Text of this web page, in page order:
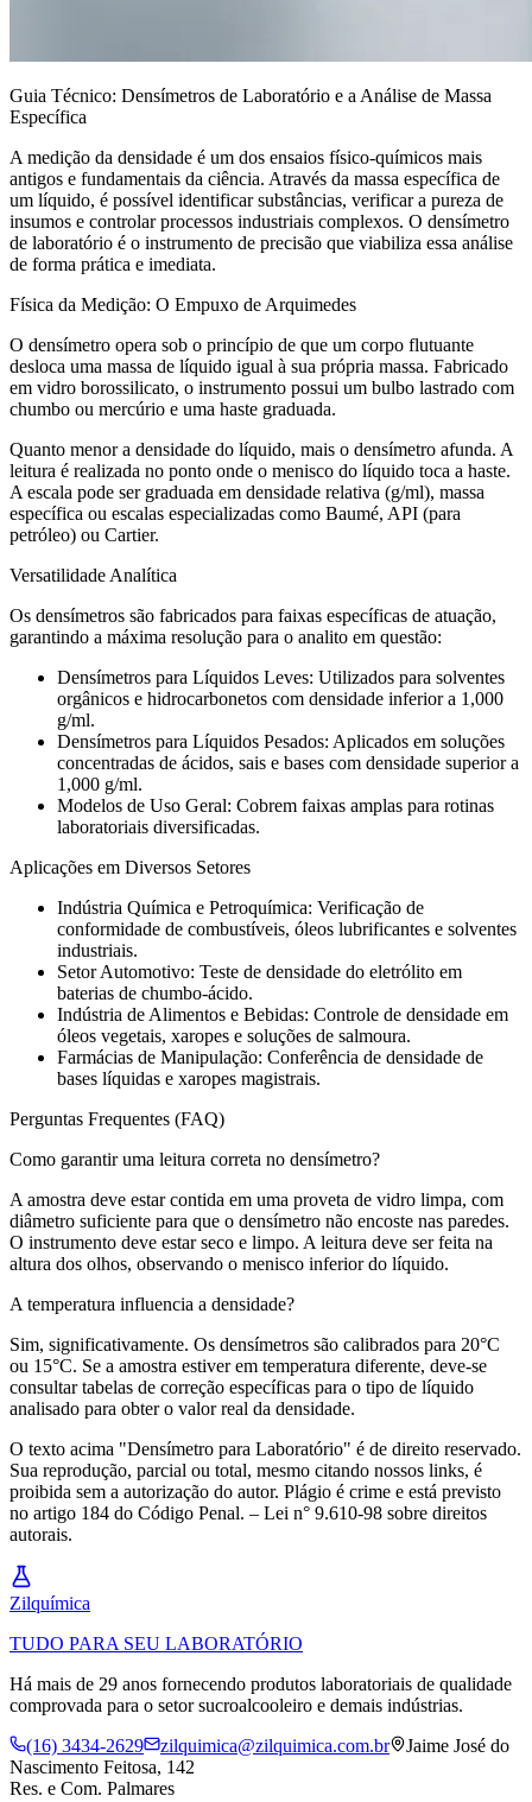
Guia Técnico: Densímetros de Laboratório e a Análise de Massa
Específica
A medição da densidade é um dos ensaios físico-químicos mais
antigos e fundamentais da ciência. Através da massa específica de
um líquido, é possível identificar substâncias, verificar a pureza de
insumos e controlar processos industriais complexos. O densímetro
de laboratório é o instrumento de precisão que viabiliza essa análise
de forma prática e imediata.
Física da Medição: O Empuxo de Arquimedes
O densímetro opera sob o princípio de que um corpo flutuante
desloca uma massa de líquido igual à sua própria massa. Fabricado
em vidro borossilicato, o instrumento possui um bulbo lastrado com
chumbo ou mercúrio e uma haste graduada.
Quanto menor a densidade do líquido, mais o densímetro afunda. A
leitura é realizada no ponto onde o menisco do líquido toca a haste.
A escala pode ser graduada em densidade relativa (g/ml), massa
específica ou escalas especializadas como Baumé, API (para
petróleo) ou Cartier.
Versatilidade Analítica
Os densímetros são fabricados para faixas específicas de atuação,
garantindo a máxima resolução para o analito em questão:
Densímetros para Líquidos Leves: Utilizados para solventes
orgânicos e hidrocarbonetos com densidade inferior a 1,000
g/ml.
Densímetros para Líquidos Pesados: Aplicados em soluções
concentradas de ácidos, sais e bases com densidade superior a
1,000 g/ml.
Modelos de Uso Geral: Cobrem faixas amplas para rotinas
laboratoriais diversificadas.
Aplicações em Diversos Setores
Indústria Química e Petroquímica: Verificação de
conformidade de combustíveis, óleos lubrificantes e solventes
industriais.
Setor Automotivo: Teste de densidade do eletrólito em
baterias de chumbo-ácido.
Indústria de Alimentos e Bebidas: Controle de densidade em
óleos vegetais, xaropes e soluções de salmoura.
Farmácias de Manipulação: Conferência de densidade de
bases líquidas e xaropes magistrais.
Perguntas Frequentes (FAQ)
Como garantir uma leitura correta no densímetro?
A amostra deve estar contida em uma proveta de vidro limpa, com
diâmetro suficiente para que o densímetro não encoste nas paredes.
O instrumento deve estar seco e limpo. A leitura deve ser feita na
altura dos olhos, observando o menisco inferior do líquido.
A temperatura influencia a densidade?
Sim, significativamente. Os densímetros são calibrados para 20°C
ou 15°C. Se a amostra estiver em temperatura diferente, deve-se
consultar tabelas de correção específicas para o tipo de líquido
analisado para obter o valor real da densidade.
O texto acima "Densímetro para Laboratório" é de direito reservado.
Sua reprodução, parcial ou total, mesmo citando nossos links, é
proibida sem a autorização do autor. Plágio é crime e está previsto
no artigo 184 do Código Penal. – Lei n° 9.610-98 sobre direitos
autorais.
Zilquímica
TUDO PARA SEU LABORATÓRIO
Há mais de 29 anos fornecendo produtos laboratoriais de qualidade
comprovada para o setor sucroalcooleiro e demais indústrias.
(16) 3434-2629
zilquimica@zilquimica.com.br
Jaime José do
Nascimento Feitosa, 142
Res. e Com. Palmares